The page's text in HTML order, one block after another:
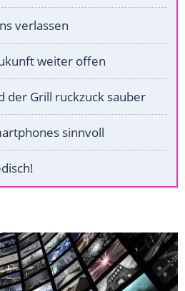
verlassen
weiter offen
der Grill ruckzuck sauber
sinnvoll